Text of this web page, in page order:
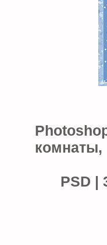
комнаты,
PSD |